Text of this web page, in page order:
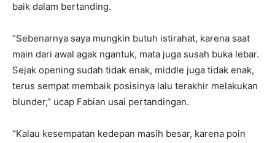
baik dalam bertanding.
“Sebenarnya saya mungkin butuh istirahat, karena saat
main dari awal agak ngantuk, mata juga susah buka lebar.
Sejak opening sudah tidak enak, middle juga tidak enak,
terus sempat membaik posisinya lalu terakhir melakukan
blunder,” ucap Fabian usai pertandingan.
“Kalau kesempatan kedepan masih besar, karena poin